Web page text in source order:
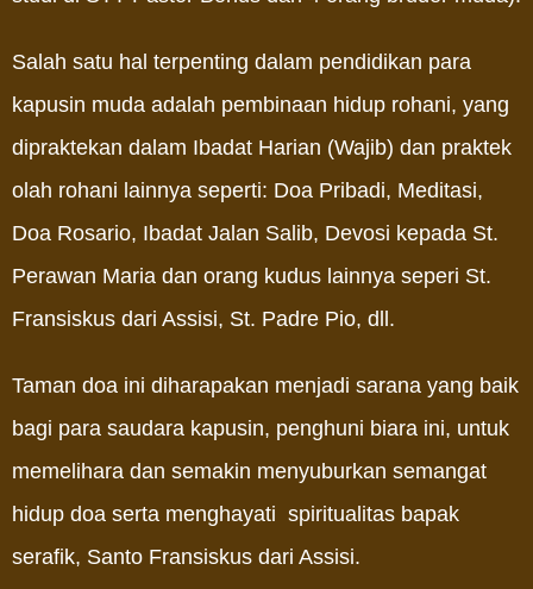
Salah satu hal terpenting dalam pendidikan para
kapusin muda adalah pembinaan hidup rohani, yang
dipraktekan dalam Ibadat Harian (Wajib) dan praktek
olah rohani lainnya seperti: Doa Pribadi, Meditasi,
Doa Rosario, Ibadat Jalan Salib, Devosi kepada St.
Perawan Maria dan orang kudus lainnya seperi St.
Fransiskus dari Assisi, St. Padre Pio, dll.
Taman doa ini diharapakan menjadi sarana yang baik
bagi para saudara kapusin, penghuni biara ini, untuk
memelihara dan semakin menyuburkan semangat
hidup doa serta menghayati spiritualitas bapak
serafik, Santo Fransiskus dari Assisi.